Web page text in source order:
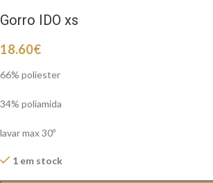
Gorro IDO xs
18.60€
66% poliester
34% poliamida
lavar max 30º
1 em stock